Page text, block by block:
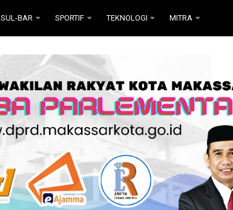
SUL-BAR SPORTIF TEKNOLOGI MITRA